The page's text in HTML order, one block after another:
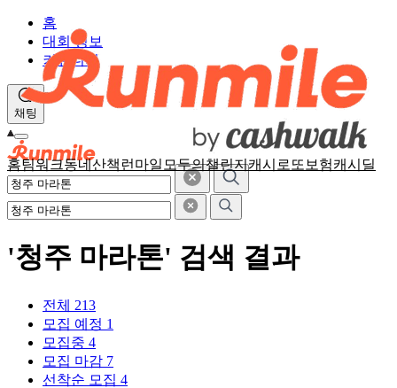
홈팀워크동네산책 런마일 모두의챌린지캐시로또 보험캐시딜
홈
대회 정보
커뮤니티
채팅
'청주 마라톤' 검색 결과
전체 213
모집 예정 1
모집중 4
모집 마감 7
선착순 모집 4